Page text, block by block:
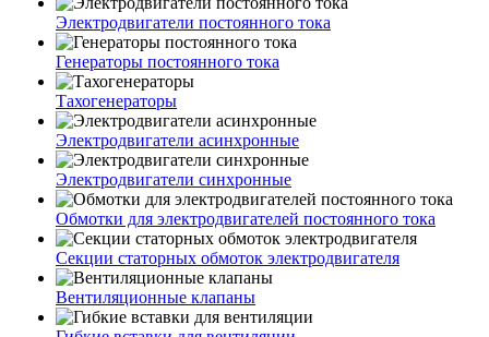
Электродвигатели постоянного тока
Генераторы постоянного тока
Тахогенераторы
Электродвигатели асинхронные
Электродвигатели синхронные
Обмотки для электродвигателей постоянного тока
Секции статорных обмоток электродвигателя
Вентиляционные клапаны